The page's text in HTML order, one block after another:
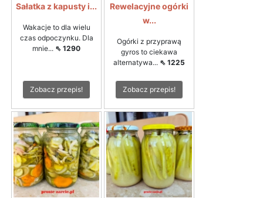
Sałatka z kapusty i...
Wakacje to dla wielu
czas odpoczynku. Dla
mnie... ⇖ 1290
Zobacz przepis!
Rewelacyjne ogórki
w...
Ogórki z przyprawą
gyros to ciekawa
alternatywa... ⇖ 1225
Zobacz przepis!